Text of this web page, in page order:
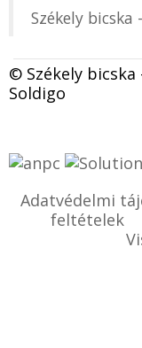
Székely bicska
© Székely bicska
Soldigo
Adatvédelmi
feltételek